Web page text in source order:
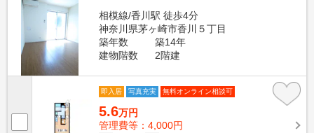
相模線/香川駅 徒歩4分
神奈川県茅ヶ崎市香川５丁目
築年数
築14年
建物階数
2階建
即入居 写真充実 無料オンライン相談可
5.6万円
管理費等：4,000円